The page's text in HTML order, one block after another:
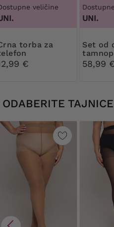
veličine
za
€
UNI.
Set od dvije
torbice
58,99
ODABERITE